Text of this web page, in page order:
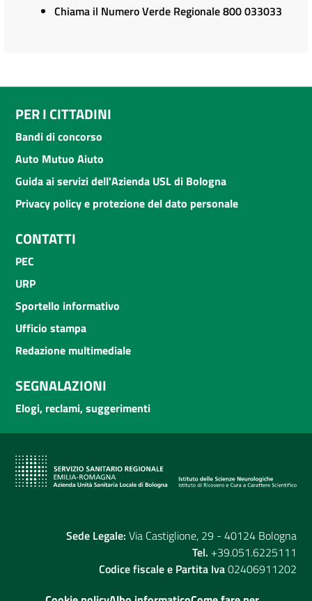
Chiama il Numero Verde Regionale 800 033033
PER I CITTADINI
Bandi di concorso
Auto Mutuo Aiuto
Guida ai servizi dell'Azienda USL di Bologna
Privacy policy e protezione del dato personale
CONTATTI
PEC
URP
Sportello informativo
Ufficio stampa
Redazione multimediale
SEGNALAZIONI
Elogi, reclami, suggerimenti
Sede Legale: Via Castiglione, 29 - 40124 Bologna
Tel. +39.051.6225111
Codice fiscale e Partita Iva02406911202